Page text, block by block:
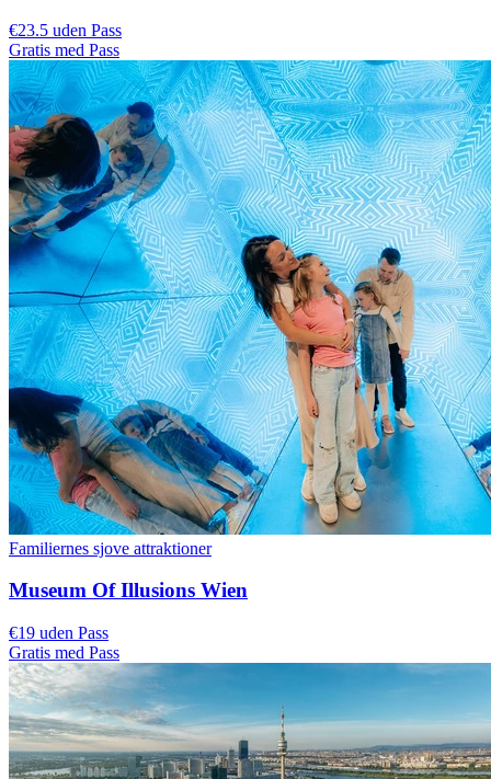
€23.5 uden Pass
Gratis med Pass
Familiernes sjove attraktioner
Museum Of Illusions Wien
€19 uden Pass
Gratis med Pass